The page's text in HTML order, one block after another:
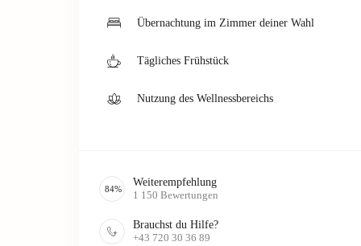
Übernachtung im Zimmer deiner Wahl
Tägliches Frühstück
Nutzung des Wellnessbereichs
84%
Weiterempfehlung
1 150 Bewertungen
Brauchst du Hilfe?
+43 720 30 36 89